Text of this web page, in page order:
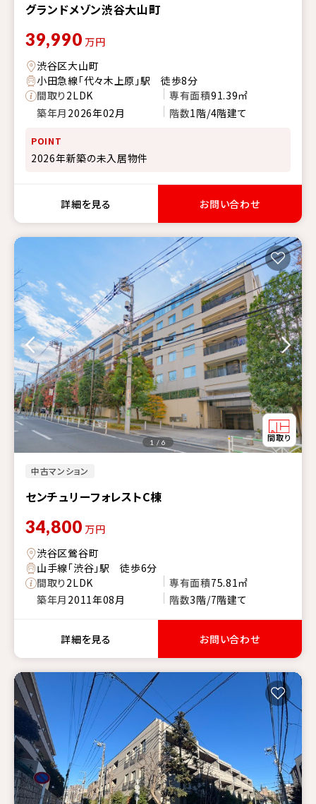
グランドメゾン渋谷大山町
39,990 万円
渋谷区大山町
小田急線「代々木上原」駅 徒歩8分
間取り2LDK 専有面積91.39㎡
築年月 2026年02月 階数1階/4階建て
POINT
2026年新築の未入居物件
詳細を見る お問い合わせ
中古マンション
センチュリーフォレストC棟
1 / 6
34,800 万円
渋谷区鶯谷町
山手線「渋谷」駅 徒歩6分
間取り2LDK 専有面積75.81㎡
築年月 2011年08月 階数3階/7階建て
詳細を見る お問い合わせ